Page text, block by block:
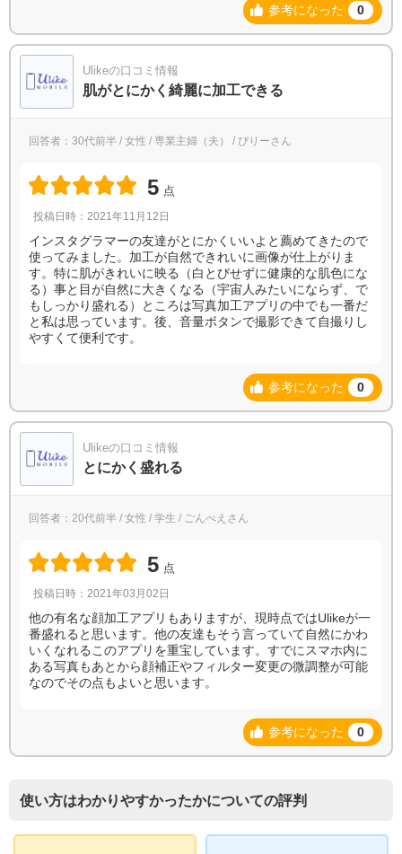
参考になった 0
Ulikeの口コミ情報
肌がとにかく綺麗に加工できる
回答者：30代前半 / 女性 / 専業主婦（夫） / ぴりーさん
5 点
投稿日時：2021年11月12日
インスタグラマーの友達がとにかくいいよと薦めてきたので
使ってみました。加工が自然できれいに画像が仕上がりま
す。特に肌がきれいに映る（白とびせずに健康的な肌色にな
る）事と目が自然に大きくなる（宇宙人みたいにならず、で
もしっかり盛れる）ところは写真加工アプリの中でも一番だ
と私は思っています。後、音量ボタンで撮影できて自撮りし
やすくて便利です。
参考になった 0
Ulikeの口コミ情報
とにかく盛れる
回答者：20代前半 / 女性 / 学生 / ごんべえさん
5 点
投稿日時：2021年03月02日
他の有名な顔加工アプリもありますが、現時点ではUlikeが一
番盛れると思います。他の友達もそう言っていて自然にかわ
いくなれるこのアプリを重宝しています。すでにスマホ内に
ある写真もあとから顔補正やフィルター変更の微調整が可能
なのでその点もよいと思います。
参考になった 0
使い方はわかりやすかったかについての評判